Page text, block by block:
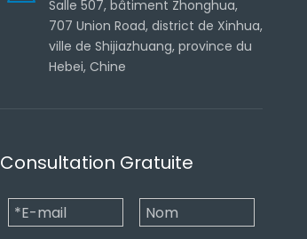
Salle 507, bâtiment Zhonghua,
707 Union Road, district de Xinhua,
ville de Shijiazhuang, province du
Hebei, Chine
Consultation Gratuite